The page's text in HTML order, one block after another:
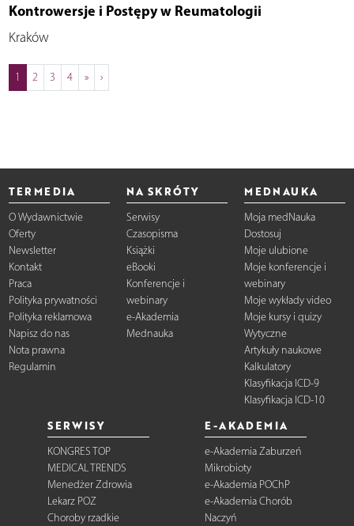
Kontrowersje i Postępy w Reumatologii
Kraków
1 2 3 4 » ›
TERMEDIA
O Wydawnictwie
Oferty
Newsletter
Kontakt
Praca
Polityka prywatności
Polityka reklamowa
Napisz do nas
Nota prawna
Regulamin
NA SKRÓTY
Serwisy
Czasopisma
Książki
eBooki
Konferencje i
webinary
e-Akademia
Mednauka
MEDNAUKA
Moja medNauka
Dostosuj
Moje ulubione
Moje konferencje i
webinary
Moje wykłady video
Moje kursy i quizy
Wytyczne
Artykuły naukowe
Kalkulatory
Klasyfikacja ICD-9
Klasyfikacja ICD-10
SERWISY
KONGRES TOP
MEDICAL TRENDS
Menedżer Zdrowia
Lekarz POZ
Choroby rzadkie
E-AKADEMIA
e-Akademia Zaburzeń
Mikrobioty
e-Akademia POChP
e-Akademia Chorób
Naczyń